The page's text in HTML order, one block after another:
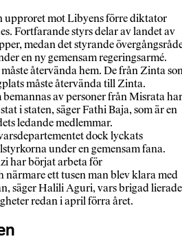
upproret mot Libyens förre diktator
Fortfarande styrs delar av landet av
medan det styrande
en ny gemensam regeringsarmé.
återvända hem. De från Zinta
måste återvända till Zinta.
av personer från Misrata har
i staten, säger Fathi Baja, som är en
ledande medlemmar.
dock lyckats
under en gemensam fana.
har börjat arbeta för
närmare ett tusen man blev klara med
säger Halili Aguri, vars brigad lierade
redan i april förra året.